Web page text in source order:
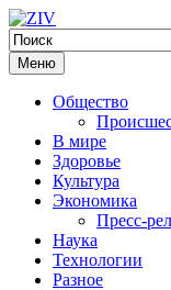
Меню
Общество
В мире
Здоровье
Культура
Экономика
Пресс-
Наука
Технологии
Разное